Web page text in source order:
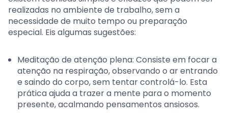
realizadas no ambiente de trabalho, sem a
necessidade de muito tempo ou preparação
especial. Eis algumas sugestões:
Meditação de atenção plena: Consiste em focar a
atenção na respiração, observando o ar entrando
e saindo do corpo, sem tentar controlá-lo. Esta
prática ajuda a trazer a mente para o momento
presente, acalmando pensamentos ansiosos.